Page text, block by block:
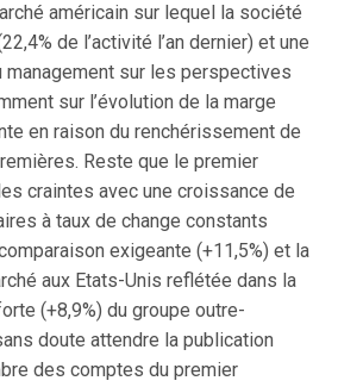
américain sur lequel la société
de l’activité l’an dernier) et une
management sur les perspectives
sur l’évolution de la marge
en raison du renchérissement de
Reste que le premier
craintes avec une croissance de
à taux de change constants
exigeante (+11,5%) et la
aux Etats-Unis reflétée dans la
(+8,9%) du groupe outre-
doute attendre la publication
des comptes du premier